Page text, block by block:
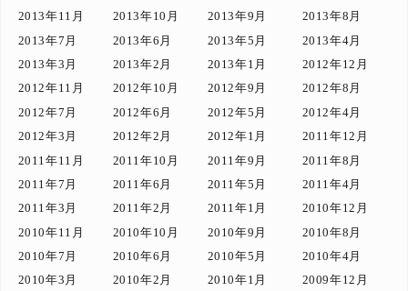
2013年11月
2013年10月 2013年9月
2013年8月
2013年7月
2013年6月 2013年5月
2013年4月
2013年3月
2013年2月 2013年1月
2012年12月
2012年11月
2012年10月 2012年9月
2012年8月
2012年7月
2012年6月 2012年5月
2012年4月
2012年3月
2012年2月 2012年1月
2011年12月
2011年11月
2011年10月 2011年9月
2011年8月
2011年7月
2011年6月 2011年5月
2011年4月
2011年3月
2011年2月 2011年1月
2010年12月
2010年11月
2010年10月 2010年9月
2010年8月
2010年7月
2010年6月 2010年5月
2010年4月
2010年3月
2010年2月 2010年1月
2009年12月